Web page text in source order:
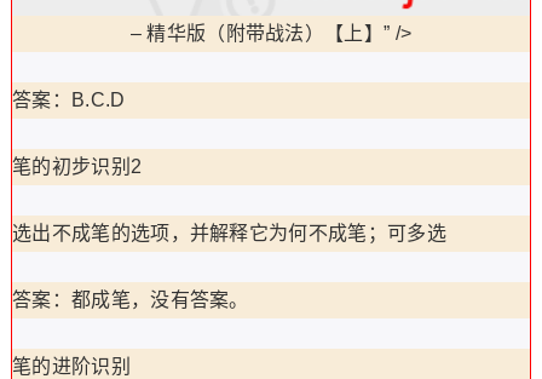
–精华版（附带战法）【上】” />
答案：B.C.D
笔的初步识别2
选出不成笔的选项，并解释它为何不成笔；可多选
答案：都成笔，没有答案。
笔的进阶识别